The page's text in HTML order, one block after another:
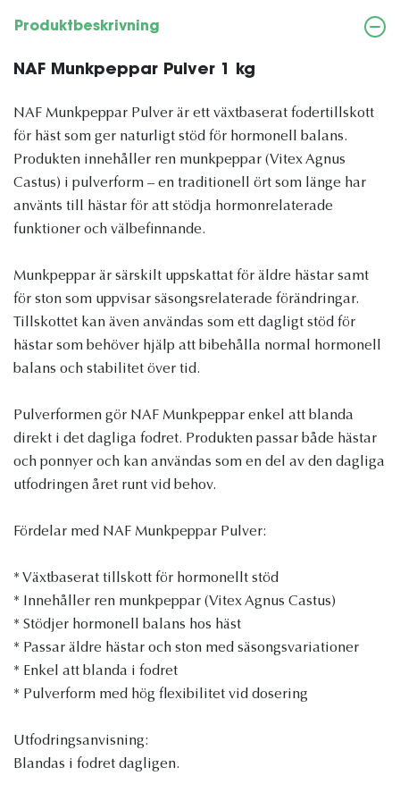
Produktbeskrivning
NAF Munkpeppar Pulver 1 kg
NAF Munkpeppar Pulver är ett växtbaserat fodertillskott
för häst som ger naturligt stöd för hormonell balans.
Produkten innehåller ren munkpeppar (Vitex Agnus
Castus) i pulverform – en traditionell ört som länge har
använts till hästar för att stödja hormonrelaterade
funktioner och välbefinnande.
Munkpeppar är särskilt uppskattat för äldre hästar samt
för ston som uppvisar säsongsrelaterade förändringar.
Tillskottet kan även användas som ett dagligt stöd för
hästar som behöver hjälp att bibehålla normal hormonell
balans och stabilitet över tid.
Pulverformen gör NAF Munkpeppar enkel att blanda
direkt i det dagliga fodret. Produkten passar både hästar
och ponnyer och kan användas som en del av den dagliga
utfodringen året runt vid behov.
Fördelar med NAF Munkpeppar Pulver:
* Växtbaserat tillskott för hormonellt stöd
* Innehåller ren munkpeppar (Vitex Agnus Castus)
* Stödjer hormonell balans hos häst
* Passar äldre hästar och ston med säsongsvariationer
* Enkel att blanda i fodret
* Pulverform med hög flexibilitet vid dosering
Utfodringsanvisning:
Blandas i fodret dagligen.